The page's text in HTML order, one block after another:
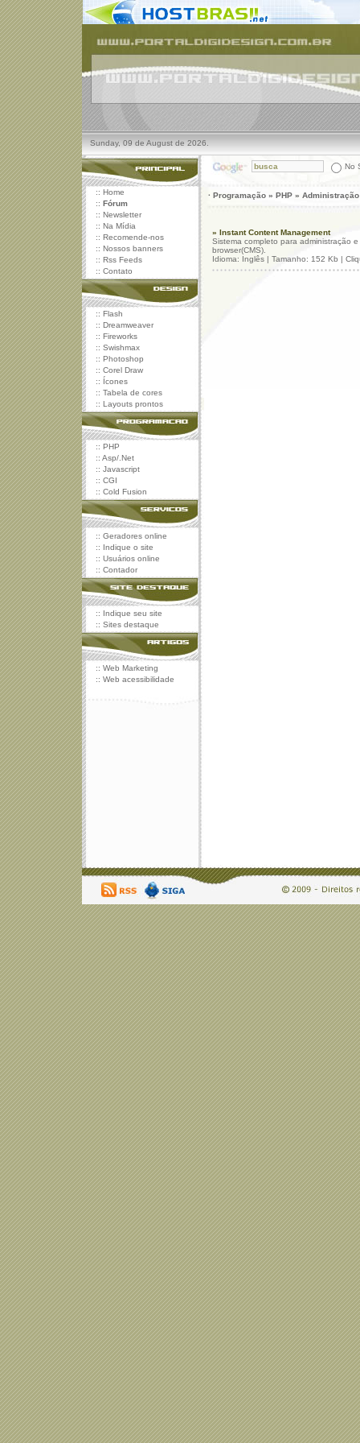
Sunday, 09 de August de 2026.
No
:: Home
:: Fórum
:: Newsletter
:: Na Mídia
:: Recomende-nos
:: Nossos banners
:: Rss Feeds
:: Contato
:: Flash
:: Dreamweaver
:: Fireworks
:: Swishmax
:: Photoshop
:: Corel Draw
:: Ícones
:: Tabela de cores
:: Layouts prontos
:: PHP
:: Asp/.Net
:: Javascript
:: CGI
:: Cold Fusion
:: Geradores online
:: Indique o site
:: Usuários online
:: Contador
:: Indique seu site
:: Sites destaque
:: Web Marketing
:: Web acessibilidade
· Programação » PHP »
» Instant Content Management
Sistema completo para administração
browser(CMS).
Idioma: Inglês | Tamanho: 152 Kb |